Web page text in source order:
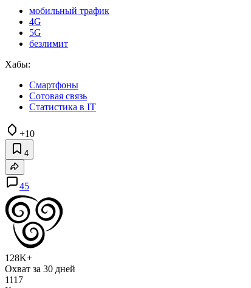
мобильный трафик
4G
5G
безлимит
Хабы:
Смартфоны
Сотовая связь
Статистика в IT
+10
4
45
128K+
Охват за 30 дней
1117